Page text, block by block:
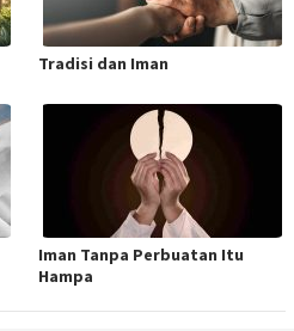
Tradisi dan Iman
Iman Tanpa Perbuatan Itu
Hampa